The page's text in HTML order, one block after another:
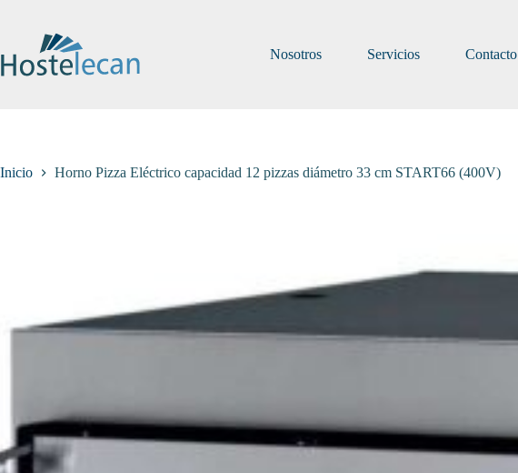
contenido
Nosotros
Servicios Contacto
Inicio Horno Pizza Eléctrico capacidad 12 pizzas diámetro 33 cm START66 (400V)